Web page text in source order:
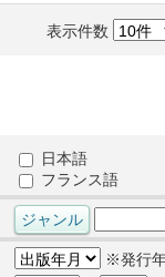
表示件数
日本語
フランス語
※発行